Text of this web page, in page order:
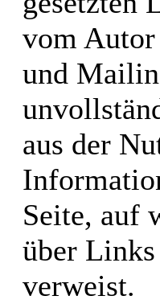
vom Autor
und
aus der
Seite, auf
über
verweist.